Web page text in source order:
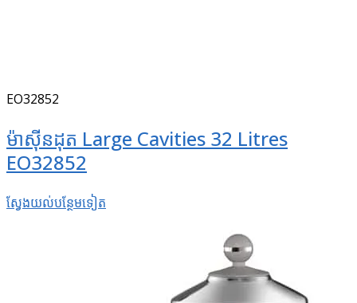
EO32852
ម៉ាស៊ីនដុត Large Cavities 32 Litres
EO32852
ស្វែងយល់​បន្ថែម​ទៀត